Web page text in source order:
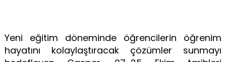
Yeni eğitim döneminde öğrencilerin öğrenim
hayatını kolaylaştıracak çözümler sunmayı